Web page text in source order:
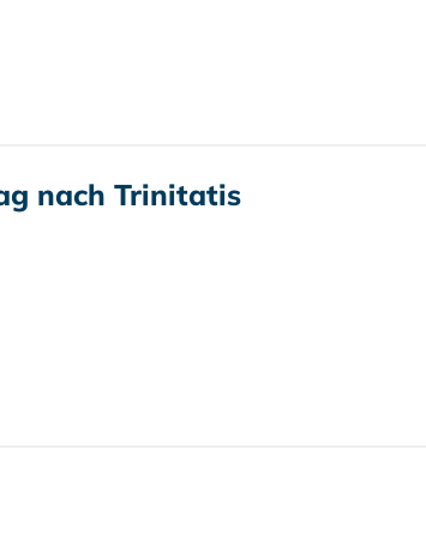
nach Trinitatis